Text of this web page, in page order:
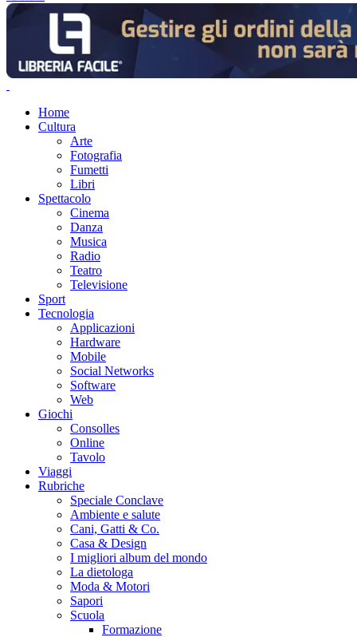
Home
Cultura
Arte
Fotografia
Fumetti
Libri
Spettacolo
Cinema
Danza
Musica
Radio
Teatro
Televisione
Sport
Tecnologia
Applicazioni
Hardware
Mobile
Social Networks
Software
Web
Giochi
Consolles
Online
Tavolo
Viaggi
Rubriche
Speciale Conclave
Ambiente e salute
Cani, Gatti & Co.
Casa & Design
I migliori album del mondo
La dietologa
Moda & Motori
Sapori
Scuola
Formazione